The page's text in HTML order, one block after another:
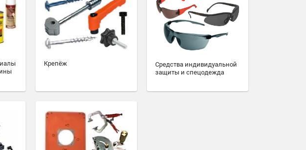
Крепёж
Средства индивидуальной
защиты и спецодежда